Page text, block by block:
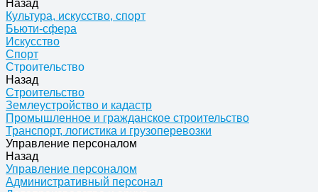
Назад
Культура, искусство, спорт
Бьюти-сфера
Искусство
Спорт
Строительство
Назад
Строительство
Землеустройство и кадастр
Промышленное и гражданское строительство
Транспорт, логистика и грузоперевозки
Управление персоналом
Назад
Управление персоналом
Административный персонал